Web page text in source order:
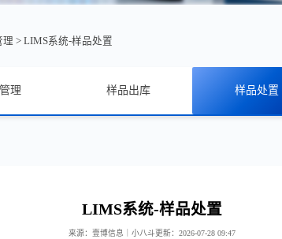
理 > LIMS系统-样品处置
理 样品出库 样品处置
LIMS系统-样品处置
来源：壹博信息｜小八斗更新：2026-07-28 09:47